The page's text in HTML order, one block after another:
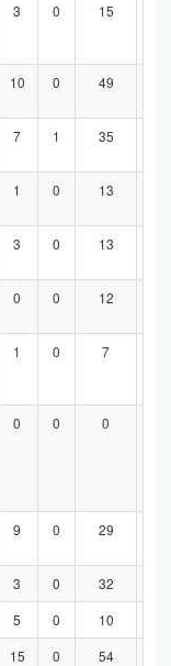
3 0 15
10 0 49
7 1 35
1 0 13
3 0 13
0 0 12
1 0 7
0 0 0
9 0 29
3 0 32
5 0 10
15 0 54